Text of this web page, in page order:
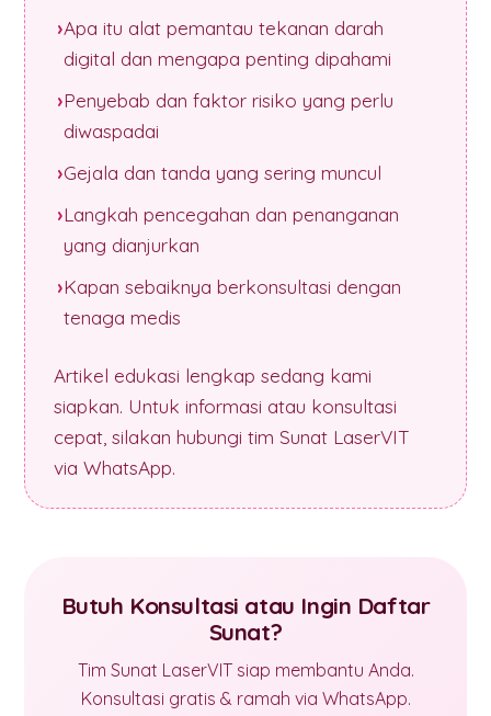
Apa itu alat pemantau tekanan darah
digital dan mengapa penting dipahami
Penyebab dan faktor risiko yang perlu
diwaspadai
Gejala dan tanda yang sering muncul
Langkah pencegahan dan penanganan
yang dianjurkan
Kapan sebaiknya berkonsultasi dengan
tenaga medis
Artikel edukasi lengkap sedang kami
siapkan. Untuk informasi atau konsultasi
cepat, silakan hubungi tim Sunat LaserVIT
via WhatsApp.
Butuh Konsultasi atau Ingin Daftar
Sunat?
Tim Sunat LaserVIT siap membantu Anda.
Konsultasi gratis & ramah via WhatsApp.